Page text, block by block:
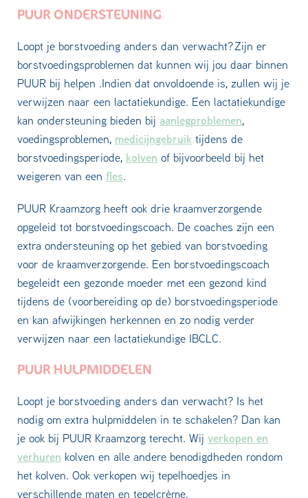
PUUR ONDERSTEUNING
Loopt je borstvoeding anders dan verwacht? Zijn er
borstvoedingsproblemen dat kunnen wij jou daar binnen
PUUR bij helpen .Indien dat onvoldoende is, zullen wij je
verwijzen naar een lactatiekundige. Een lactatiekundige
kan ondersteuning bieden bij aanlegproblemen,
voedingsproblemen, medicijngebruik tijdens de
borstvoedingsperiode, kolven of bijvoorbeeld bij het
weigeren van een fles.
PUUR Kraamzorg heeft ook drie kraamverzorgende
opgeleid tot borstvoedingscoach. De coaches zijn een
extra ondersteuning op het gebied van borstvoeding
voor de kraamverzorgende. Een borstvoedingscoach
begeleidt een gezonde moeder met een gezond kind
tijdens de (voorbereiding op de) borstvoedingsperiode
en kan afwijkingen herkennen en zo nodig verder
verwijzen naar een lactatiekundige IBCLC.
PUUR HULPMIDDELEN
Loopt je borstvoeding anders dan verwacht? Is het
nodig om extra hulpmiddelen in te schakelen? Dan kan
je ook bij PUUR Kraamzorg terecht. Wij verkopen en
verhuren kolven en alle andere benodigdheden rondom
het kolven. Ook verkopen wij tepelhoedjes in
verschillende maten en tepelcrème.